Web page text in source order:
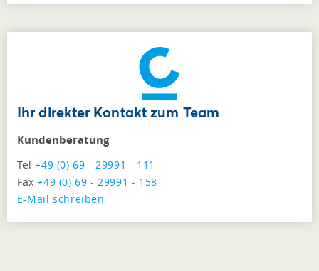
Ihr direkter Kontakt zum Team
Kundenberatung
Tel+49 (0) 69 - 29991 - 111
Fax+49 (0) 69 - 29991 - 158
E-Mail schreiben